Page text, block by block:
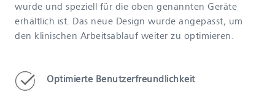
wurde und speziell für die oben genannten Geräte
erhältlich ist. Das neue Design wurde angepasst, um
den klinischen Arbeitsablauf weiter zu optimieren.
Optimierte Benutzerfreundlichkeit